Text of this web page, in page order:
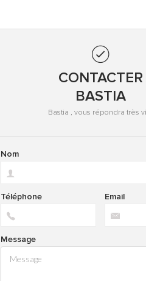
CONTACTER
BASTIA
Bastia , vous répondra très
Nom
Email
Téléphone
Message